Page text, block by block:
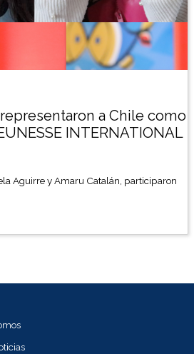
a Chile como
INTERNATIONAL
Aguirre y Amaru Catalán, participaron